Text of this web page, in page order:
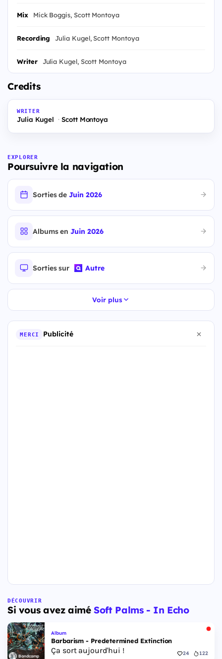
Mix Mick Boggis, Scott Montoya
Recording Julia Kugel, Scott Montoya
Writer Julia Kugel, Scott Montoya
Credits
WRITER
Julia Kugel Scott Montoya
EXPLORER
Poursuivre la navigation
Sorties deJuin 2026
Albums enJuin 2026
Sorties sur Autre
Voir plus
MERCI Publicité
DÉCOUVRIR
Si vous avez aiméSoft Palms - In Echo
Bandcamp
Album
Barbarism - Predetermined Extinction
Ça sort aujourd'hui ! 24 122